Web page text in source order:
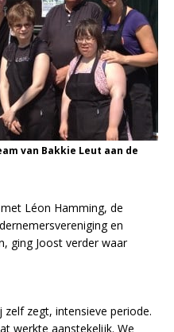
van Bakkie Leut aan de
Léon Hamming, de
en
ging Joost verder waar
zegt, intensieve periode.
werkte aanstekelijk. We